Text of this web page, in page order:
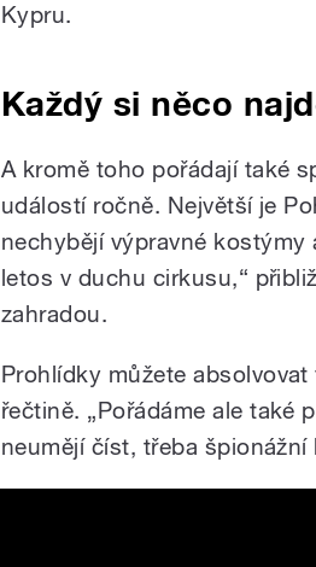
Kypru.
Každý si něco
A kromě toho pořádají také
událostí ročně. Největší je
nechybějí výpravné
letos v duchu cirkusu,“
zahradou.
Prohlídky můžete
řečtině. „Pořádáme ale také
neumějí číst, třeba